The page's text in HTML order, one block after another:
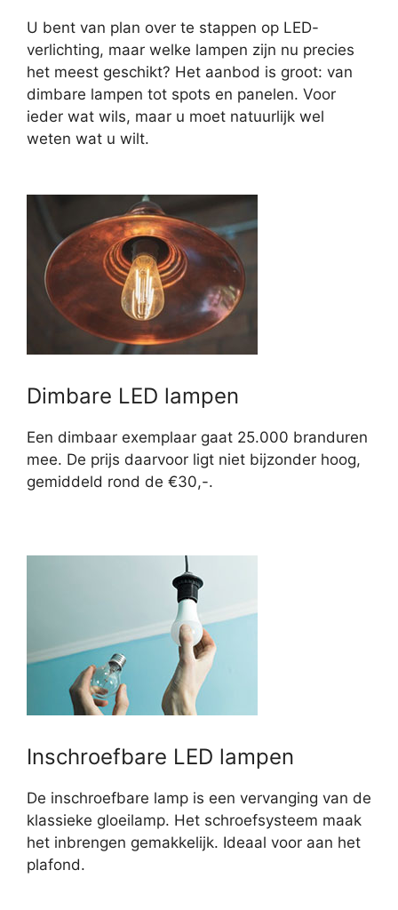
U bent van plan over te stappen op LED-
verlichting, maar welke lampen zijn nu precies
het meest geschikt? Het aanbod is groot: van
dimbare lampen tot spots en panelen. Voor
ieder wat wils, maar u moet natuurlijk wel
weten wat u wilt.
Dimbare LED lampen
Een dimbaar exemplaar gaat 25.000 branduren
mee. De prijs daarvoor ligt niet bijzonder hoog,
gemiddeld rond de €30,-.
Inschroefbare LED lampen
De inschroefbare lamp is een vervanging van de
klassieke gloeilamp. Het schroefsysteem maak
het inbrengen gemakkelijk. Ideaal voor aan het
plafond.